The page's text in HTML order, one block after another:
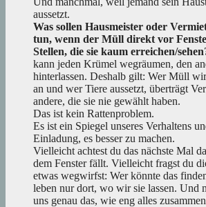
aussetzt.
Was sollen Hausmeister oder
tun, wenn der Müll direkt vor
Stellen, die sie kaum erreichen/
kann jeden Krümel wegräumen, den
hinterlassen. Deshalb gilt: Wer Müll
an und wer Tiere aussetzt, überträgt
andere, die sie nie gewählt haben.
Das ist kein Rattenproblem.
Es ist ein Spiegel unseres Verhaltens
Einladung, es besser zu machen.
Vielleicht achtest du das nächste Mal
dem Fenster fällt. Vielleicht fragst du
etwas wegwirfst: Wer könnte das
leben nur dort, wo wir sie lassen. Und
uns genau das, wie eng alles